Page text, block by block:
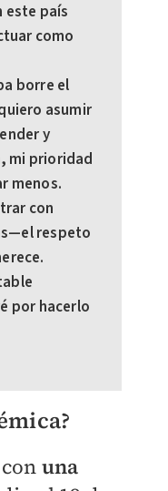
este país
como
borre el
asumir
y
mi prioridad
menos.
con
respeto
por hacerlo
una